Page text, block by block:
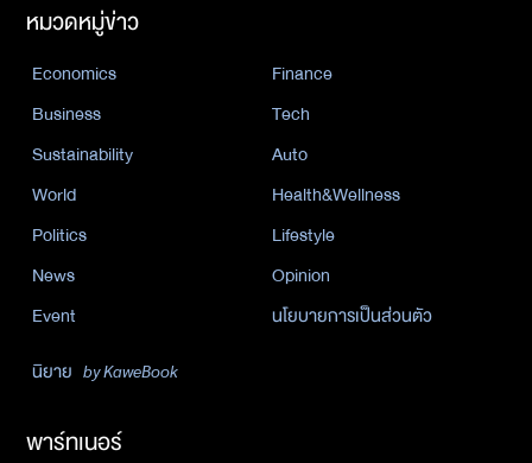
หมวดหมู่ข่าว
Economics
Finance
Business
Tech
Sustainability
Auto
World
Health&Wellness
Politics
Lifestyle
News
Opinion
Event
นโยบายการเป็นส่วนตัว
นิยาย by KaweBook
พาร์ทเนอร์